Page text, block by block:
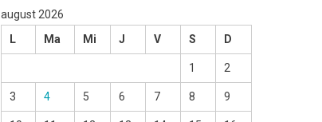
august 2026
L
Ma Mi J V S D
1 2
3 4 5 6 7 8 9